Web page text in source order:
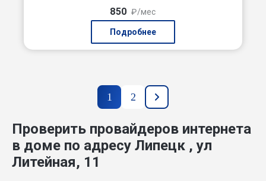
850 ₽/мес
Подробнее
1 2
Проверить провайдеров интернета
в доме по адресу Липецк , ул
Литейная, 11